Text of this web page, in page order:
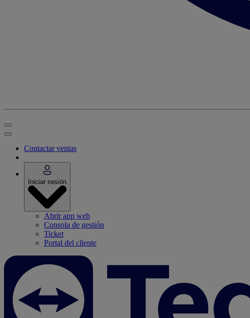
Contactar ventas
Iniciar sesión
Abrir app web
Consola de gestión
Ticket
Portal del cliente